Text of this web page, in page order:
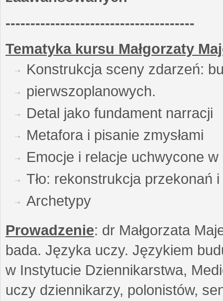
--------------------------------------
Tematyka kursu Małgorzaty
Konstrukcja sceny zdarzeń:
pierwszoplanowych.
Detal jako fundament narracji
Metafora i pisanie zmysłami
Emocje i relacje uchwycone
Tło: rekonstrukcja przekonań
Archetypy
Prowadzenie: dr Małgorzata
bada. Języka uczy. Językiem
w Instytucie Dziennikarstwa,
uczy dziennikarzy, polonistów,